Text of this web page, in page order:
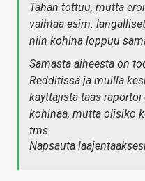
Tähän tottuu, mutta
vaihtaa esim.
niin kohina loppuu
Samasta aiheesta on
Redditissä ja muilla
käyttäjistä taas
kohinaa, mutta olisiko
tms.
Napsauta